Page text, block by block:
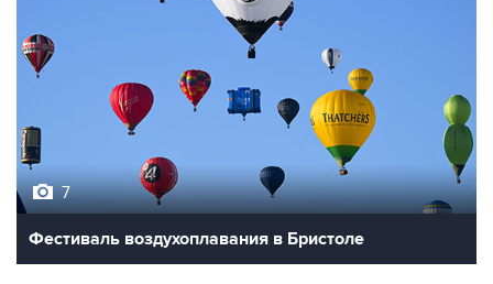
7
Фестиваль воздухоплавания в Бристоле